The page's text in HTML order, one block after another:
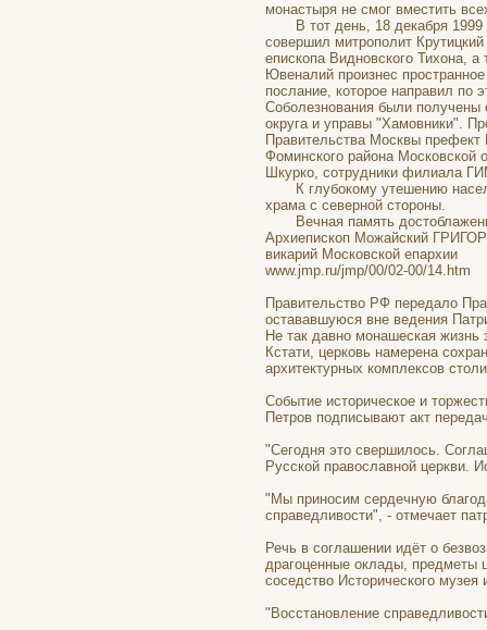
монастыря не смог вместить
В тот день, 18 декабря 1999
совершил митрополит
епископа Видновского Тихона,
Ювеналий произнес
послание, которое направил по
Соболезнования были получены
округа и управы "Хамовники".
Правительства Москвы префект
Фоминского района Московской
Шкурко, сотрудники филиала
К глубокому утешению
храма с северной стороны.
Вечная память
Архиепископ Можайский
викарий Московской епархии
www.jmp.ru/jmp/00/02-00/14.htm
Правительство РФ передало
остававшуюся вне ведения
Не так давно монашеская жизнь
Кстати, церковь намерена
архитектурных комплексов
Событие историческое и
Петров подписывают акт
"Сегодня это свершилось.
Русской православной церкви.
"Мы приносим сердечную
справедливости", - отмечает
Речь в соглашении идёт о
драгоценные оклады, предметы
соседство Исторического
"Восстановление